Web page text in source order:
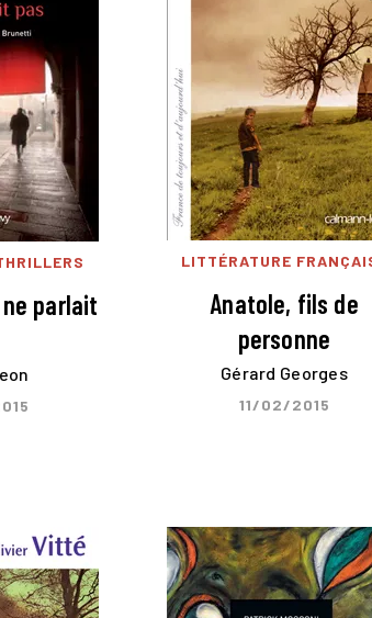
ne parlait
LITTÉRATURE
Anatole, fils de
personne
Gérard Georges
11/02/2015